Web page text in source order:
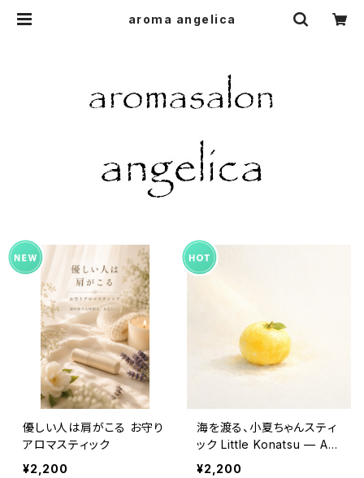
aroma angelica
優しい人は肩がこる お守り
アロマスティック
¥2,200
海を渡る、小夏ちゃんスティ
ック Little Konatsu — A S
cent That Travels
¥2,200